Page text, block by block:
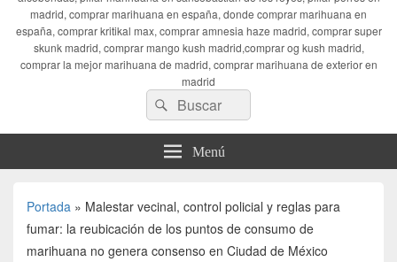
madrid, comprar marihuana en españa, donde comprar marihuana en
españa, comprar kritikal max, comprar amnesia haze madrid, comprar super
skunk madrid, comprar mango kush madrid,comprar og kush madrid,
comprar la mejor marihuana de madrid, comprar marihuana de exterior en
madrid
Buscar
por:
Buscar
Menú
Portada » Malestar vecinal, control policial y reglas para
fumar: la reubicación de los puntos de consumo de
marihuana no genera consenso en Ciudad de México